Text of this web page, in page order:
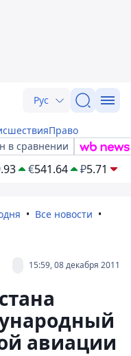
Рус
Право
в сравнении
€541.64 ₽5.71
Все новости
15:59, 08 декабря 2011
авиации